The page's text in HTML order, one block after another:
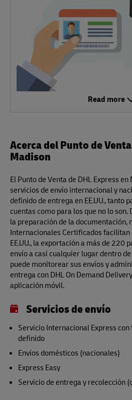
Read more
Acerca del Punto de
Madison
El Punto de Venta de DHL Express
servicios de envío internacional y
definido de entrega en EE.UU., tanto
cuentas como para los que no lo
la preparación de la documentación,
Internacionales Certificados
EE.UU., la exportación a más de 220
envío a casi cualquier lugar dentro de
puede monitorear sus envíos y
entrega con DHL On Demand
aplicación móvil.
Servicios de envío
Servicio Internacional Express
definido
Envíos domésticos (nacionales)
Express Easy
Servicio de entrega y recolección